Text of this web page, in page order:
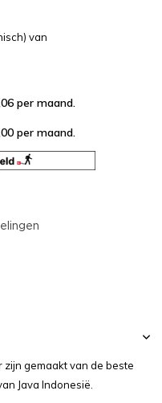
van
per maand.
per maand.
gemaakt van de beste
Java Indonesië.